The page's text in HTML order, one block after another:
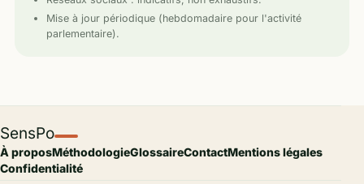
Mise à jour périodique (hebdomadaire pour l'activité
parlementaire).
SensPo
À proposMéthodologieGlossaireContactMentions légales
Confidentialité